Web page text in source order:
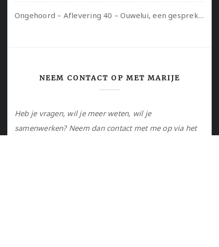
Ongehoord – Aflevering 40 – Ouwelui, een gesprek met Sadie Lune over vormende relaties en de geschiedenis van de queer pornobeweging
NEEM CONTACT OP MET MARIJE
Heb je vragen, wil je meer weten, wil je
samenwerken? Neem dan contact met me op via het